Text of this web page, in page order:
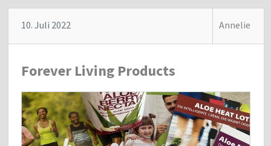
10. Juli 2022 Annelie
Forever Living Products